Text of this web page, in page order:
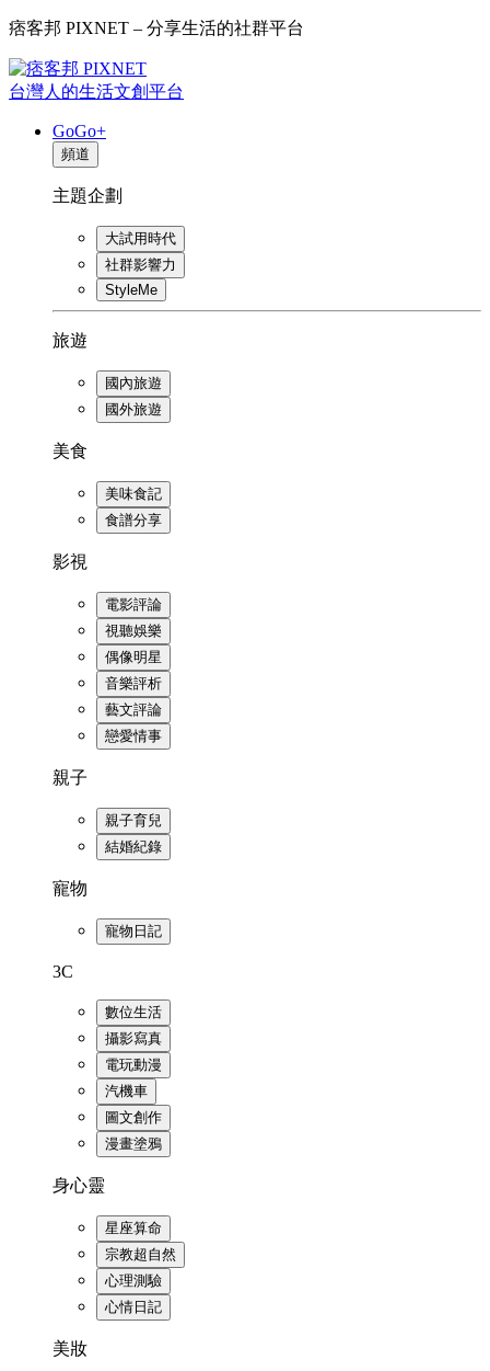
痞客邦 PIXNET – 分享生活的社群平台
台灣人的生活文創平台
GoGo+
頻道
主題企劃
大試用時代
社群影響力
StyleMe
旅遊
國內旅遊
國外旅遊
美食
美味食記
食譜分享
影視
電影評論
視聽娛樂
偶像明星
音樂評析
藝文評論
戀愛情事
親子
親子育兒
結婚紀錄
寵物
寵物日記
3C
數位生活
攝影寫真
電玩動漫
汽機車
圖文創作
漫畫塗鴉
身心靈
星座算命
宗教超自然
心理測驗
心情日記
美妝